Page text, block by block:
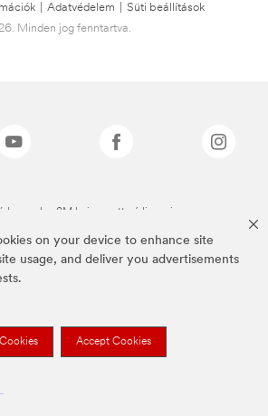
on your device to enhance site
usage, and deliver you advertisements
Accept Cookies
Adatvédelem
Süti beállítások
Minden jog fenntartva.
a 3M bejegyzett védjegyei.